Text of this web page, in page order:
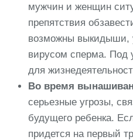
мужчин и женщин
препятствия
возможны выкидыши,
вирусом сперма. Под
для
Во время
серьезные угрозы,
будущего ребенка.
придется на первый